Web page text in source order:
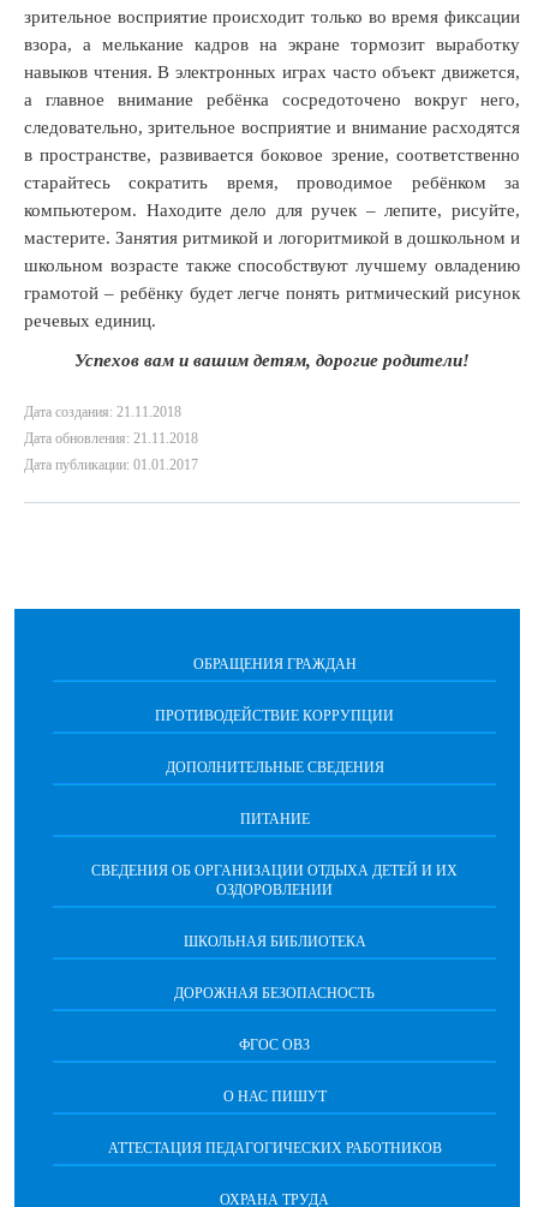
зрительное восприятие происходит только во время фиксации
взора, а мелькание кадров на экране тормозит выработку
навыков чтения. В электронных играх часто объект движется,
а главное внимание ребёнка сосредоточено вокруг него,
следовательно, зрительное восприятие и внимание расходятся
в пространстве, развивается боковое зрение, соответственно
старайтесь сократить время, проводимое ребёнком за
компьютером. Находите дело для ручек – лепите, рисуйте,
мастерите. Занятия ритмикой и логоритмикой в дошкольном и
школьном возрасте также способствуют лучшему овладению
грамотой – ребёнку будет легче понять ритмический рисунок
речевых единиц.
Успехов вам и вашим детям, дорогие родители!
Дата создания: 21.11.2018
Дата обновления: 21.11.2018
Дата публикации: 01.01.2017
ОБРАЩЕНИЯ ГРАЖДАН
ПРОТИВОДЕЙСТВИЕ КОРРУПЦИИ
ДОПОЛНИТЕЛЬНЫЕ СВЕДЕНИЯ
ПИТАНИЕ
СВЕДЕНИЯ ОБ ОРГАНИЗАЦИИ ОТДЫХА ДЕТЕЙ И ИХ
ОЗДОРОВЛЕНИИ
ШКОЛЬНАЯ БИБЛИОТЕКА
ДОРОЖНАЯ БЕЗОПАСНОСТЬ
ФГОС ОВЗ
О НАС ПИШУТ
АТТЕСТАЦИЯ ПЕДАГОГИЧЕСКИХ РАБОТНИКОВ
ОХРАНА ТРУДА